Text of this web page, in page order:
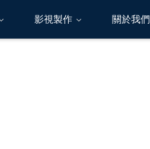
影視製作 關於我們